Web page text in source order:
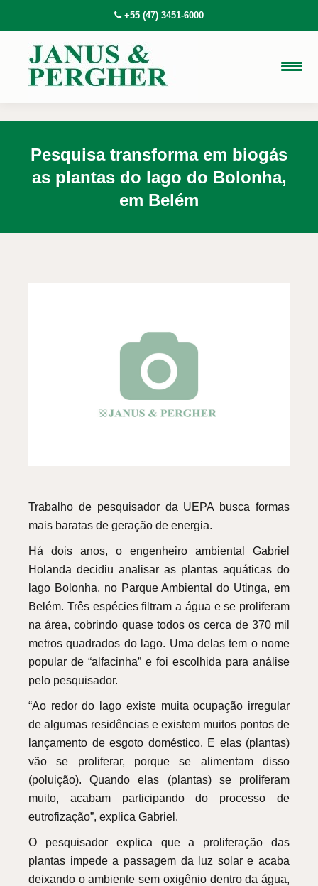
+55 (47) 3451-6000
Pesquisa transforma em biogás
as plantas do lago do Bolonha,
em Belém
Trabalho de pesquisador da UEPA busca formas
mais baratas de geração de energia.
Há dois anos, o engenheiro ambiental Gabriel
Holanda decidiu analisar as plantas aquáticas do
lago Bolonha, no Parque Ambiental do Utinga, em
Belém. Três espécies filtram a água e se proliferam
na área, cobrindo quase todos os cerca de 370 mil
metros quadrados do lago. Uma delas tem o nome
popular de “alfacinha” e foi escolhida para análise
pelo pesquisador.
“Ao redor do lago existe muita ocupação irregular
de algumas residências e existem muitos pontos de
lançamento de esgoto doméstico. E elas (plantas)
vão se proliferar, porque se alimentam disso
(poluição). Quando elas (plantas) se proliferam
muito, acabam participando do processo de
eutrofização”, explica Gabriel.
O pesquisador explica que a proliferação das
plantas impede a passagem da luz solar e acaba
deixando o ambiente sem oxigênio dentro da água,